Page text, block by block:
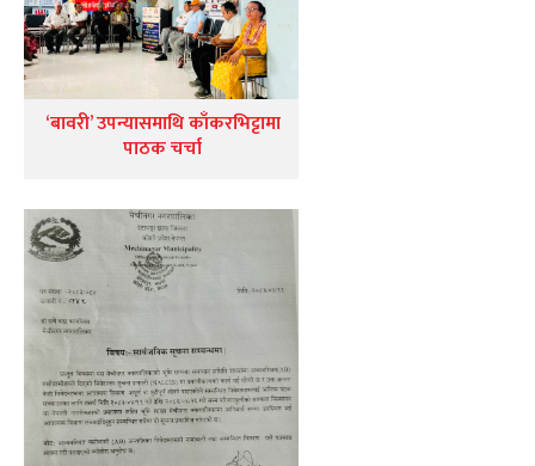
‘बावरी’ उपन्यासमाथि काँकरभिट्टामा
पाठक चर्चा